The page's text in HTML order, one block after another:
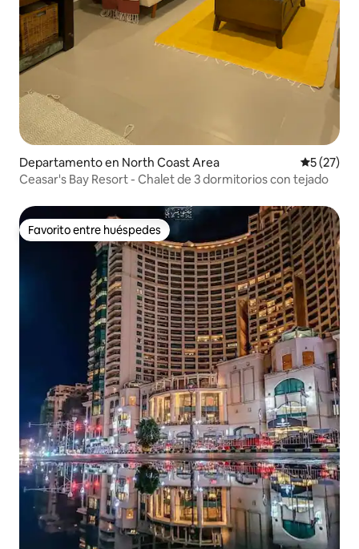
Departamento en North Coast Area
5 (27)
Ceasar's Bay Resort - Chalet de 3 dormitorios con tejado
Favorito entre huéspedes
Favorito entre huéspedes